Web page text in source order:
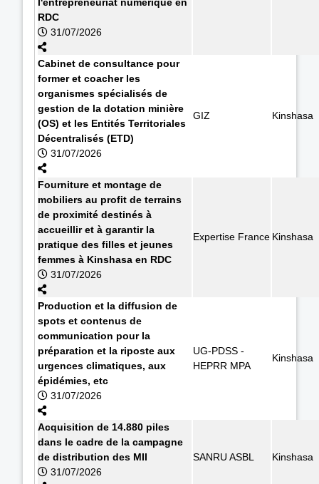
RDC
31/07/2026
Cabinet de consultance pour
former et coacher les
organismes spécialisés de
gestion de la dotation minière
(OS) et les Entités Territoriales
Décentralisés (ETD)
31/07/2026
GIZ Kinshasa
Fourniture et montage de
mobiliers au profit de terrains
de proximité destinés à
accueillir et à garantir la
pratique des filles et jeunes
femmes à Kinshasa en RDC
31/07/2026
Expertise France Kinshasa
Production et la diffusion de
spots et contenus de
communication pour la
préparation et la riposte aux
urgences climatiques, aux
épidémies, etc
31/07/2026
UG-PDSS -
HEPRR MPA
Kinshasa
Acquisition de 14.880 piles
dans le cadre de la campagne
de distribution des MII
31/07/2026
SANRU ASBL Kinshasa